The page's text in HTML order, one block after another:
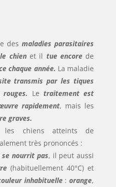
desmaladies parasitaires
chienet il tue encorede
chaque année. La maladie
transmis par les tiques
Le traitement est
rapidement, mais les
graves.
chiens atteints de
très prononcés :
se nourrit pas, il peut aussi
(habituellement 40°C) et
inhabituelle :orange,